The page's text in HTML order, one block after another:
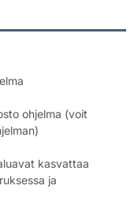
ohjelma (voit
kasvattaa
ja